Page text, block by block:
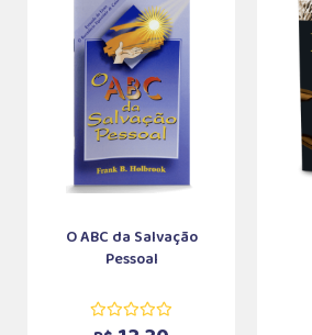
O ABC da Salvação
Pessoal